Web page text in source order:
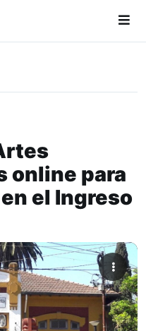
online para
el Ingreso